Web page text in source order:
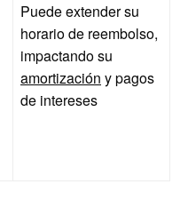
Puede extender su
horario de reembolso,
impactando su
amortización y pagos
de intereses